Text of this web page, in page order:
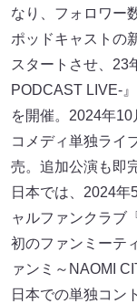
なり、フォロワー
ポッドキャストの
スタートさせ、23
PODCAST LIVE-
を開催。2024年
コメディ単独ライ
売。追加公演も即
日本では、2024
ャルファンクラブ
初のファンミーテ
ァンミ～NAOMI
日本での単独コン